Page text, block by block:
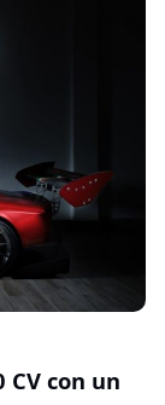
CV con un